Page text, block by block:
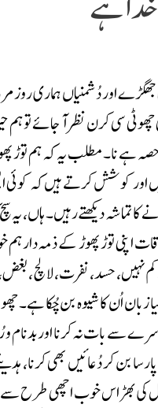
اور دُشمنیاں ہماری
چھوٹی سی کرن نظر آ جائے تو
ِحصہ ہے نا۔ مطلب یہ کہ ہم توڑ
اور کوشش کرتے ہیں کہ
کا تماشہ دیکھتے رہیں۔ ہاں،
اپنی توڑ پھوڑ کے ذمہ دار
حسد، نفرت، لالچ،
زبان اُن کا شیوہ بن چُکا ہے۔
سے بات نہ کرنا اور بدنام و
بن کر دُعائیں بھی کرنا،
دِل کی بھڑاس خوب اچھی طرح سے